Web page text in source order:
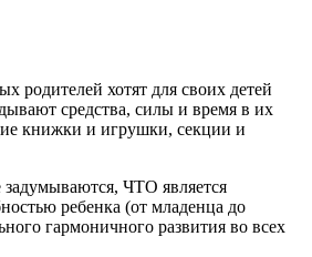
родителей хотят для своих детей
средства, силы и время в их
книжки и игрушки, секции и
ЧТО является
ребенка (от младенца до
гармоничного развития во всех